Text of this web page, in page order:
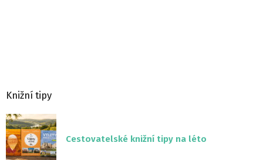
Knižní tipy
Cestovatelské knižní tipy na léto